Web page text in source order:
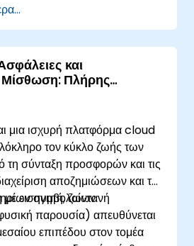
εντός του
Salesforce.
δεδομένα του Salesforce για
εμπειρίες
και αναλύουν
της χρήσης αναλυτικών
ενημέρωση αποφάσεων και
μελλοντικών εκστρατειών
και υψηλότερη
και
Μίσθωση: Πλήρης
Ζωής
μια ισχυρή πλατφόρμα cloud
τον κύκλο ζωής των
σύνταξη προσφορών και τις
αποζημιώσεων και τη
συμβολαίων.
εισηγητή, ζωντανή
παρουσία) απευθύνεται
επιπέδου στον τομέα